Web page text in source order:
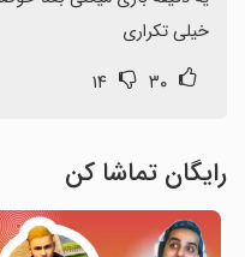
خیلی تکراری
۳۰ ۱۴
رایگان تماشا کن